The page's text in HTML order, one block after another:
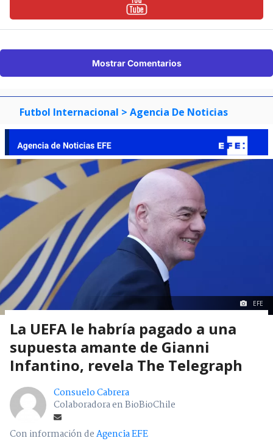
Mostrar Comentarios
Futbol Internacional > Agencia De Noticias
EFE
La UEFA le habría pagado a una
supuesta amante de Gianni
Infantino, revela The Telegraph
Consuelo Cabrera
Colaboradora en BioBioChile
Con información deAgencia EFE